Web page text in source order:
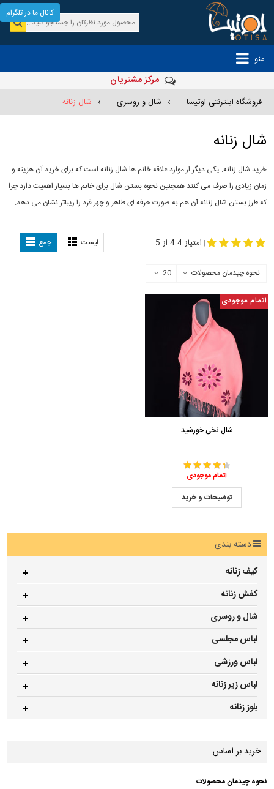
منو
مرکز مشتریان
فروشگاه اینترنتی اوتیسا —› شال و روسری —› شال زنانه
شال زنانه
خرید شال زنانه. یکی دیگر از موارد علاقه خانم ها شال زنانه است که برای خرید آن هزینه و
زمان زیادی را صرف می کنند همچنین نحوه بستن شال برای خانم ها بسیار اهمیت دارد چرا
که طرز بستن شال زنانه آن هم به صورت حرفه ای ظاهر و چهر فرد را زیباتر نشان می دهد.
لیست جمع | امتیاز 4.4 از 5
نحوه چیدمان محصولات 20
اتمام موجودی
شال نخی خورشید
اتمام موجودی
توضیحات و خرید
دسته بندی
کیف زنانه
کفش زنانه
شال و روسری
لباس مجلسی
لباس ورزشی
لباس زیر زنانه
بلوز زنانه
خرید بر اساس
نحوه چیدمان محصولات
کانال ما در تلگرام